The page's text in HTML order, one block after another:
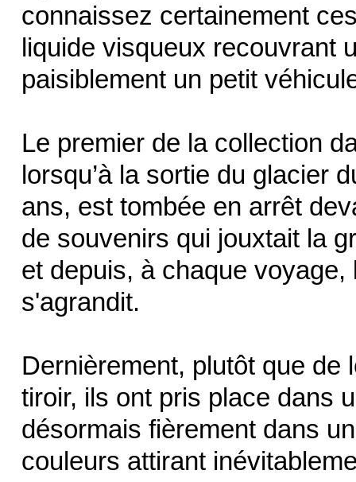
connaissez certainement
liquide visqueux recouvrant
paisiblement un petit
Le premier de la collection
lorsqu’à la sortie du glacier
ans, est tombée en arrêt
de souvenirs qui jouxtait la
et depuis, à chaque
s'agrandit.
Dernièrement, plutôt que de
tiroir, ils ont pris place dans
désormais fièrement dans
couleurs attirant